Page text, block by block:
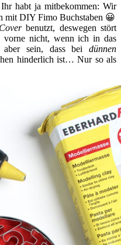
habt ja mitbekommen: Wir
mit DIY Fimo Buchstaben 😀
benutzt, deswegen stört
vorne nicht, wenn ich in das
sein, dass bei dünnen
hinderlich ist… Nur so als